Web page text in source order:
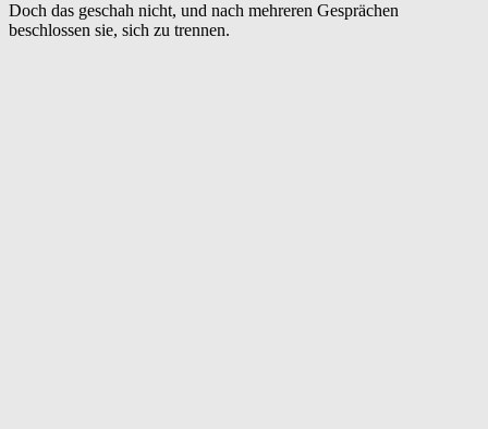
Doch das geschah nicht, und nach mehreren Gesprächen
beschlossen sie, sich zu trennen.